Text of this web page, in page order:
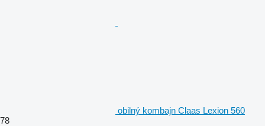
obilný kombajn Claas Lexion 560
78